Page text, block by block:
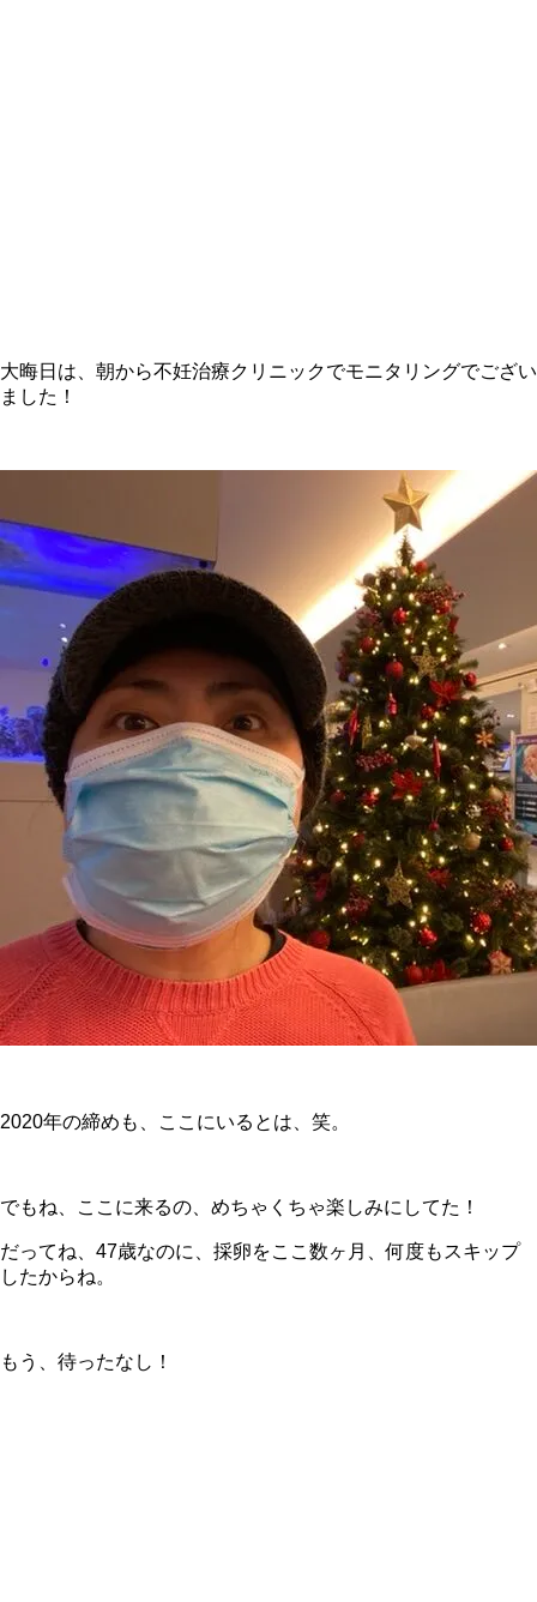
大晦日は、朝から不妊治療クリニックでモニタリングでござい
ました！
2020年の締めも、ここにいるとは、笑。
でもね、ここに来るの、めちゃくちゃ楽しみにしてた！
だってね、47歳なのに、採卵をここ数ヶ月、何度もスキップ
したからね。
もう、待ったなし！